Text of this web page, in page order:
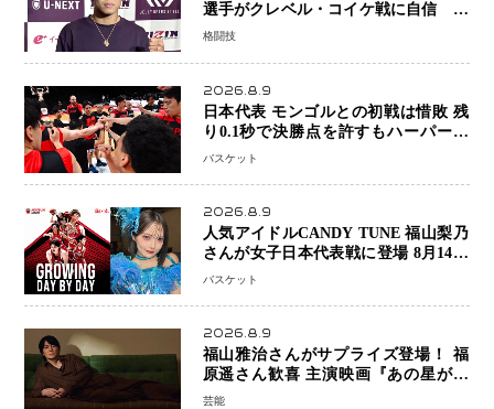
選手がクレベル・コイケ戦に自信 青
木真也と2カ月の寝技対策「引き込ま
格闘技
2026.8.9
日本代表 モンゴルとの初戦は惜敗 残
り0.1秒で決勝点を許すもハーパージ
ュニア15得点 カーク18得点と存在感
バスケット
2026.8.9
人気アイドルCANDY TUNE 福山梨乃
さんが女子日本代表戦に登場 8月14日
「三井不動産カップ」でスペシャルゲ
バスケット
2026.8.9
福山雅治さんがサプライズ登場！ 福
原遥さん歓喜 主演映画『あの星が降
る丘で、君とまた出会いたい。』舞台
芸能